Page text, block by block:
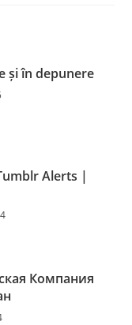
și în depunere
Alerts |
Компания